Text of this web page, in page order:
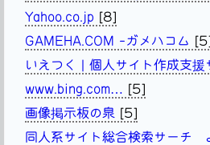
Yahoo.co.jp [8]
GAMEHA.COM -ガメハコム
[5]
いえつく | 個人サイト作成支援
www.bing.com…
[5]
画像掲示板の泉 [5]
同人系サイト総合検索サーチ